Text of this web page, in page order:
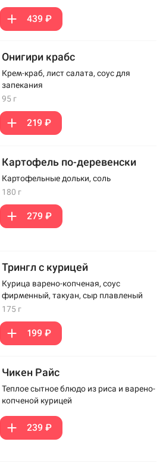
439 ₽
Онигири крабс
Крем-краб, лист салата, соус для
запекания
95 г
219 ₽
Картофель по-деревенски
Картофельные дольки, соль
180 г
279 ₽
Трингл с курицей
Курица варено-копченая, соус
фирменный, такуан, сыр плавленый
175 г
199 ₽
Чикен Райс
Теплое сытное блюдо из риса и варено-
копченой курицей
239 ₽